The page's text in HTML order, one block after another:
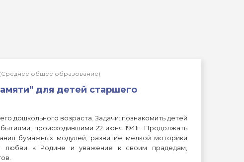
общее образование)
для детей старшего
дошкольного возраста. Задачи: познакомить детей
происходившими 22 июня 1941г. Продолжать
бумажных модулей; развитие мелкой моторики
любви к Родине и уважение к своим прадедам,